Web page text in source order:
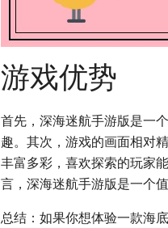
游戏优势
首先，深海迷航手游版是一
趣。其次，游戏的画面相对
丰富多彩，喜欢探索的玩家
言，深海迷航手游版是一个
总结：如果你想体验一款海